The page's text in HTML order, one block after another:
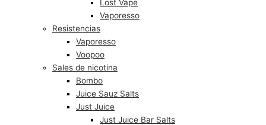
Lost Vape
Vaporesso
Resistencias
Vaporesso
Voopoo
Sales de nicotina
Bombo
Juice Sauz Salts
Just Juice
Just Juice Bar Salts